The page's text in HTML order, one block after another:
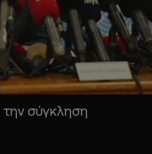
σύγκληση